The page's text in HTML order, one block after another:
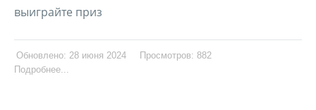
выиграйте приз
Обновлено: 28 июня 2024
Просмотров: 882
Подробнее...